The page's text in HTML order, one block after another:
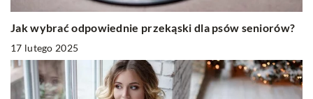
Jak wybrać odpowiednie przekąski dla psów seniorów?
17 lutego 2025